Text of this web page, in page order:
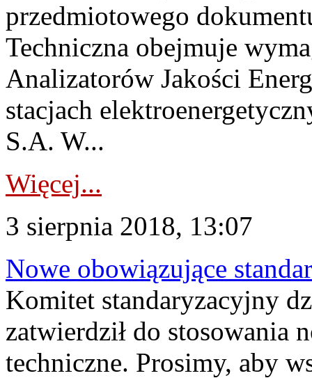
przedmiotowego
Techniczna obejmuje
Analizatorów Jakości
stacjach
S.A. W...
Więcej...
3 sierpnia 2018, 13:07
Nowe obowiązujące
Komitet standaryzacyjny
zatwierdził do stosowania
techniczne. Prosimy, aby